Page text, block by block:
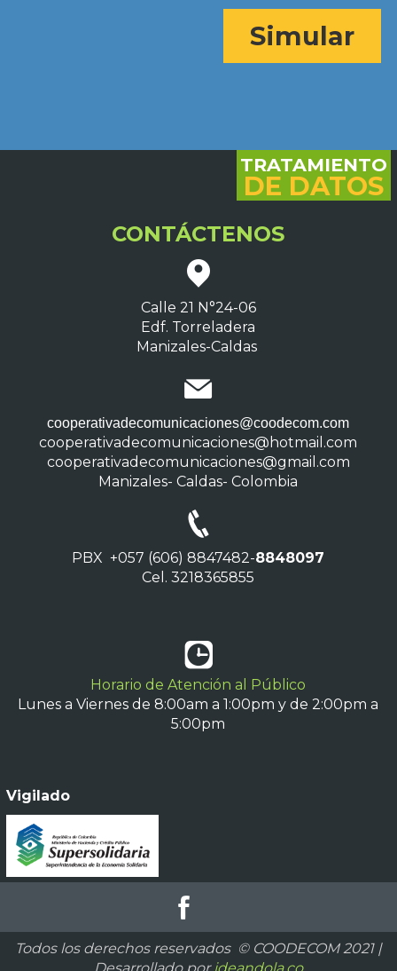
Simular
CONTÁCTENOS
TRATAMIENTO
DE DATOS
Calle 21 N°24-06
Edf. Torreladera
Manizales-Caldas
cooperativadecomunicaciones@coodecom.com
cooperativadecomunicaciones@hotmail.com
cooperativadecomunicaciones@gmail.com
Manizales- Caldas- Colombia
PBX +057 (606) 8847482-8848097
Cel. 3218365855
Horario de Atención al Público
Lunes a Viernes de 8:00am a 1:00pm y de 2:00pm a
5:00pm
Vigilado
Todos los derechos reservados © COODECOM 2021 |
Desarrollado por ideandola.co